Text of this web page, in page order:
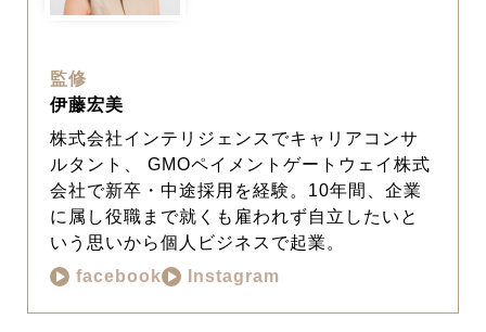
監修
伊藤宏美
株式会社インテリジェンスでキャリアコンサ
ルタント、 GMOペイメントゲートウェイ株式
会社で新卒・中途採用を経験。10年間、企業
に属し役職まで就くも雇われず自立したいと
いう思いから個人ビジネスで起業。
facebook Instagram